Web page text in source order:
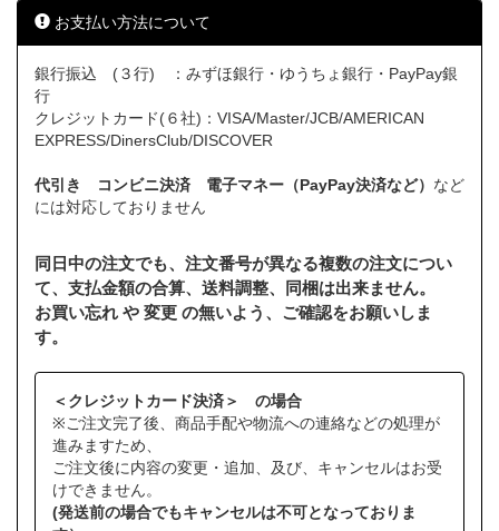
お支払い方法について
銀行振込 (３行) ：みずほ銀行・ゆうちょ銀行・PayPay銀
行
クレジットカード(６社)：VISA/Master/JCB/AMERICAN
EXPRESS/DinersClub/DISCOVER
代引き コンビニ決済 電子マネー（PayPay決済など） など
には対応しておりません
同日中の注文でも、注文番号が異なる複数の注文につい
て、支払金額の合算、送料調整、同梱は出来ません。
お買い忘れ や 変更 の無いよう、ご確認をお願いしま
す。
＜クレジットカード決済＞ の場合
※ご注文完了後、商品手配や物流への連絡などの処理が
進みますため、
ご注文後に内容の変更・追加、及び、キャンセルはお受
けできません。
(発送前の場合でもキャンセルは不可となっておりま